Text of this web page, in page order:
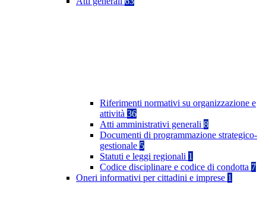
Riferimenti normativi su organizzazione e
attività 36
Atti amministrativi generali 8
Documenti di programmazione strategico-
gestionale 5
Statuti e leggi regionali 1
Codice disciplinare e codice di condotta 7
Oneri informativi per cittadini e imprese 1